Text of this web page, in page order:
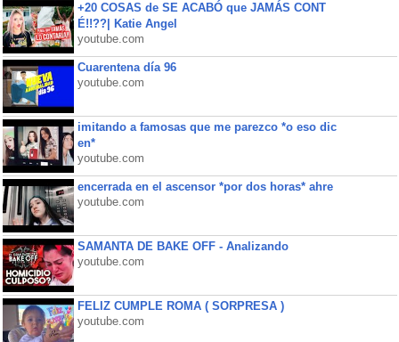
+20 COSAS de SE ACABÓ que JAMÁS CONT
É!!??| Katie Angel
youtube.com
Cuarentena día 96
youtube.com
imitando a famosas que me parezco *o eso dic
en*
youtube.com
encerrada en el ascensor *por dos horas* ahre
youtube.com
SAMANTA DE BAKE OFF - Analizando
youtube.com
FELIZ CUMPLE ROMA ( SORPRESA )
youtube.com